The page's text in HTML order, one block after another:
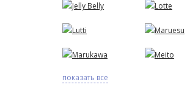
Jelly Belly Lotte
Lutti Maruesu
Marukawa Meito
показать все